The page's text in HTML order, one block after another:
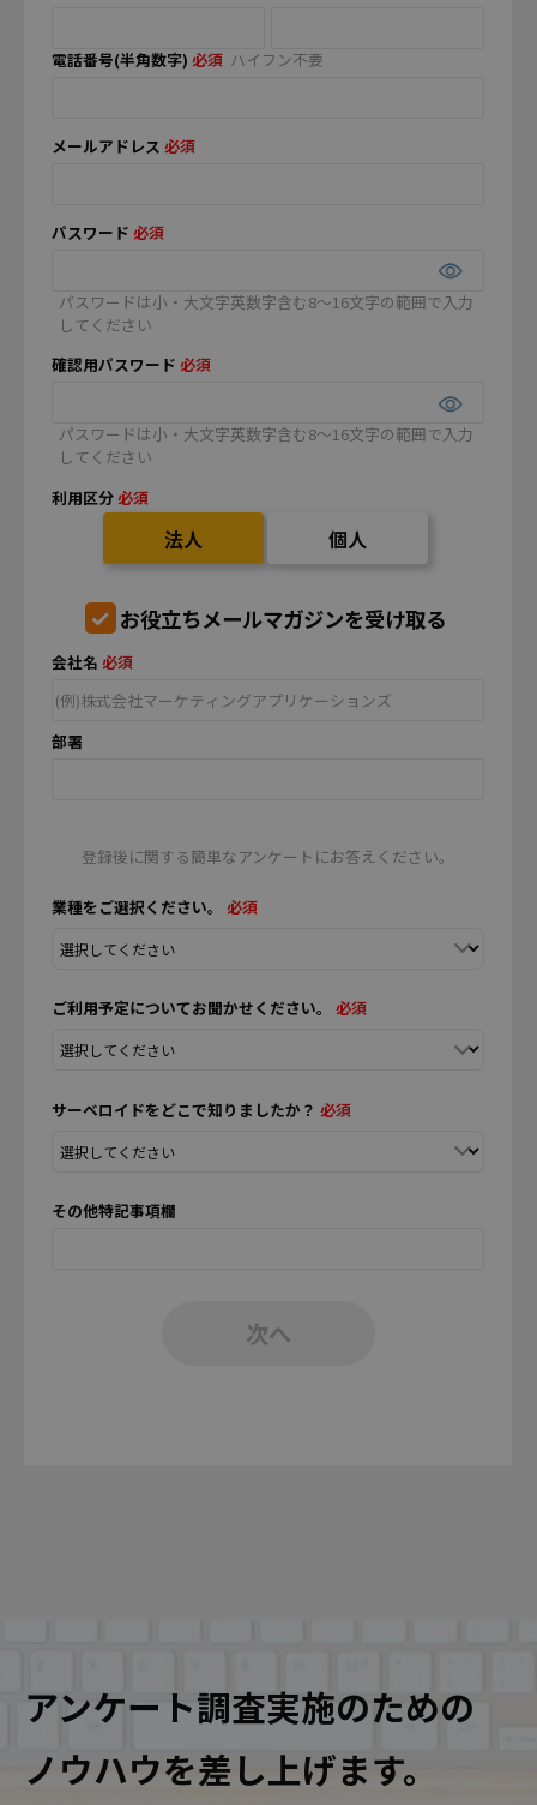
アンケート調査実施のための
ノウハウを差し上げます。